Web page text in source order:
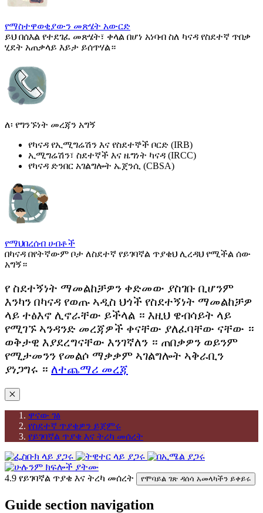
የማስተዋወቂያውን መጽሄት አውርድ
ይህ በሰእል የተደገፈ መጽሄት፣ ቀላል በሆነ አነባብ ስለ ካናዳ የስደተኛ ጥበቃ
ሂደት አጠቃላይ እይታ ይሰጥሃል።
ለ፡ የግንኙነት መረጃን አግኝ
የካናዳ የኢሚግሬሽን እና የስደተኞች ቦርድ (IRB)
ኢሚግሬሽን፣ ስደተኛች እና ዜግነት ካናዳ (IRCC)
የካናዳ ድንበር አገልግሎት ኤጀንሲ (CBSA)
የማህበረሰብ ሀብቶች
በካናዳ በየትኛውም ቦታ ለስደተኛ የይገባኛል ጥያቄህ ሊረዳህ የሚችል ሰው
አግኝ።
የ ስደተኝነት ማመልከቻዎን ቀድመው ያስገቡ ቢሆንም
እንካን በካናዳ የወጡ ኣዲስ ህጎች የስደተኝነት ማመልከቻዎ
ላይ ተፅእኖ ሊኖራቸው ይችላል ። እዚህ ዌብሳይት ላይ
የሚገኙ ኣንዳንድ መረጃዎች ቀናቸው ያለፈባቸው ናቸው ።
ወቅታዊ እያደረግናቸው እንገኛለን ። ጠበቃዎን ወይንም
የሚታመንን የመልሶ ማቃቃም ኣገልግሎት ኣቅራቢን
ያነጋግሩ ። ለተጨማሪ መረጃ
✕
ዋናው ገፅ
የስደተኛ ጥያቄዎን ይጀምሩ
የይገባኛል ጥያቄ እና ትረካ መሰረት
4.9 የይገባኛል ጥያቄ እና ትረካ መሰረት የሞባይል ገጽ ​​ዳሰሳ አመላካችን ይቀይሩ
Guide section navigation